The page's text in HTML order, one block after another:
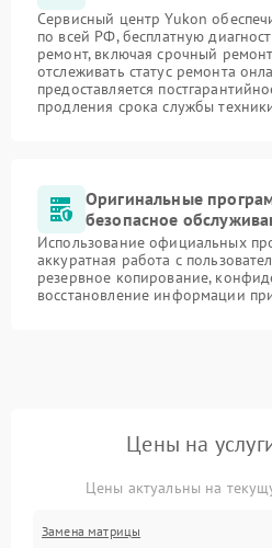
Сервисный центр Yukon
по всей РФ, бесплатную
ремонт, включая срочный
отслеживать статус ремонта
предоставляется
продления срока службы
Оригинальные
безопасное
Использование официальных
аккуратная работа с
резервное копирование,
восстановление информации
Цены на
Цены актуальны на
Замена матрицы